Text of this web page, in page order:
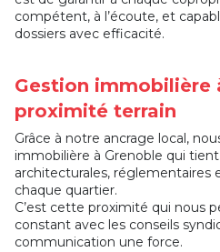
compétent, à l’écoute, et
dossiers avec efficacité.
Gestion immobilière
proximité terrain
Grâce à notre ancrage local,
immobilière à Grenoble qui
architecturales, réglementaires
chaque quartier.
C’est cette proximité qui nous
constant avec les conseils
communication une force.